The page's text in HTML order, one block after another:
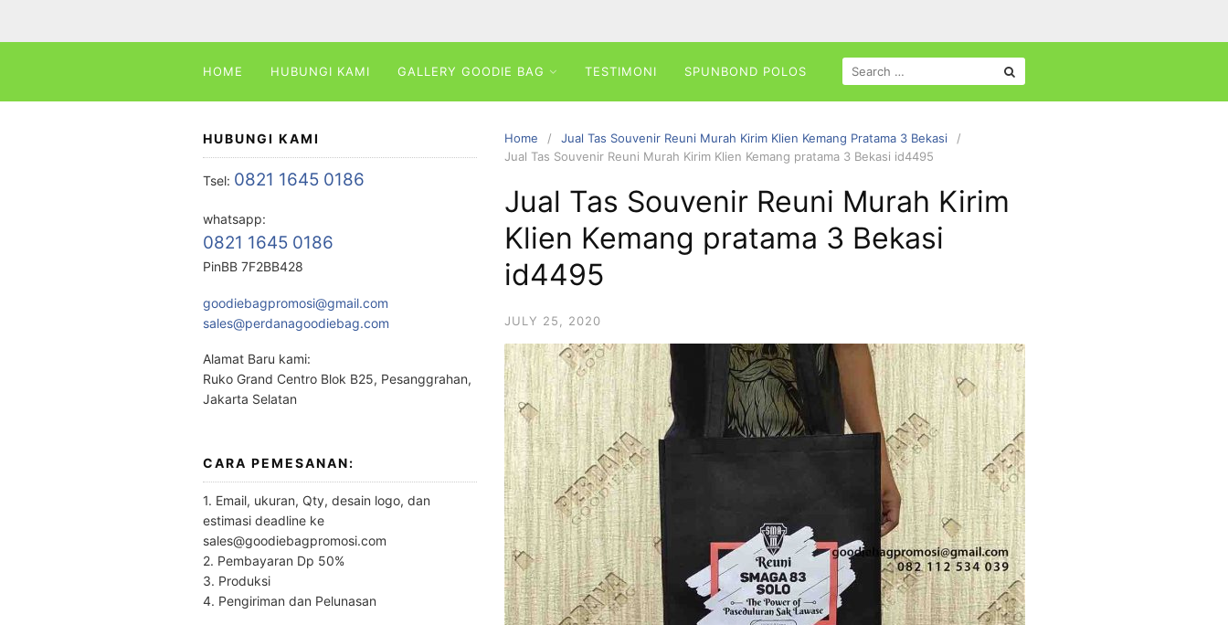
HOME HUBUNGI KAMI GALLERY GOODIE BAG TESTIMONI SPUNBOND POLOS
SEARCH
FOR:
Home
Jual Tas Souvenir Reuni Murah Kirim Klien Kemang Pratama 3 Bekasi
Jual Tas Souvenir Reuni Murah Kirim Klien Kemang pratama 3 Bekasi id4495
Jual Tas Souvenir Reuni Murah Kirim
Klien Kemang pratama 3 Bekasi
id4495
JULY 25, 2020
HUBUNGI KAMI
Tsel: 0821 1645 0186
whatsapp:
0821 1645 0186
PinBB 7F2BB428
goodiebagpromosi@gmail.com
sales@perdanagoodiebag.com
Alamat Baru kami:
Ruko Grand Centro Blok B25, Pesanggrahan,
Jakarta Selatan
CARA PEMESANAN:
1. Email, ukuran, Qty, desain logo, dan
estimasi deadline ke
sales@goodiebagpromosi.com
2. Pembayaran Dp 50%
3. Produksi
4. Pengiriman dan Pelunasan